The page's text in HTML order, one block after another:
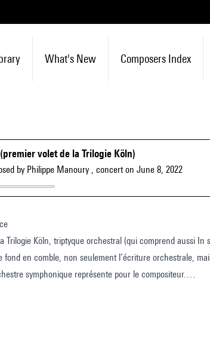
What's New Composers Index
volet de la Trilogie Köln)
by Philippe Manoury , concert on June 8, 2022
Trilogie Köln, triptyque orchestral (qui comprend aussi
en comble, non seulement l’écriture orchestrale,
symphonique représente pour le compositeur.